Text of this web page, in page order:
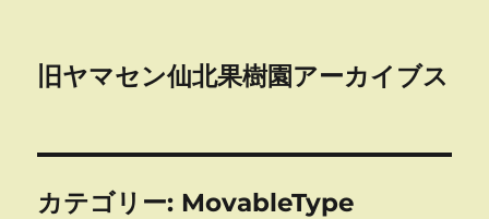
旧ヤマセン仙北果樹園アーカイブス
カテゴリー: MovableType